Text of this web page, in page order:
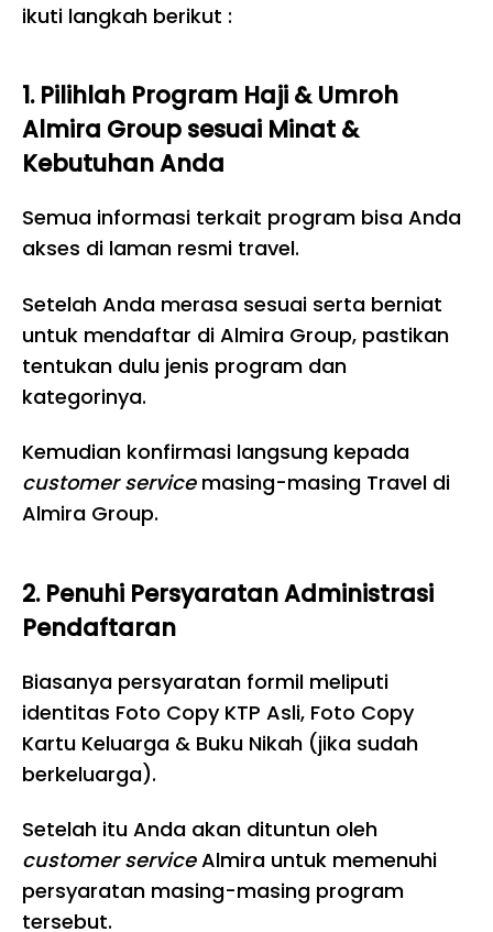
ikuti langkah berikut :
1. Pilihlah Program Haji & Umroh
Almira Group sesuai Minat &
Kebutuhan Anda
Semua informasi terkait program bisa Anda
akses di laman resmi travel.
Setelah Anda merasa sesuai serta berniat
untuk mendaftar di Almira Group, pastikan
tentukan dulu jenis program dan
kategorinya.
Kemudian konfirmasi langsung kepada
customer servicemasing-masing Travel di
Almira Group.
2. Penuhi Persyaratan Administrasi
Pendaftaran
Biasanya persyaratan formil meliputi
identitas Foto Copy KTP Asli, Foto Copy
Kartu Keluarga & Buku Nikah (jika sudah
berkeluarga).
Setelah itu Anda akan dituntun oleh
customer serviceAlmira untuk memenuhi
persyaratan masing-masing program
tersebut.